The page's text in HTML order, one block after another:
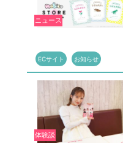
ニュース
ECサイト お知らせ
体験談